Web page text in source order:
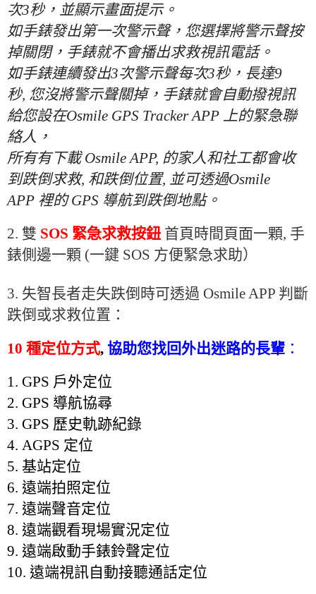
次3秒，並顯示畫面提示。
如手錶發出第一次警示聲，您選擇將警示聲按
掉關閉，手錶就不會播出求救視訊電話。
如手錶連續發出3次警示聲每次3秒，長達9
秒, 您沒將警示聲關掉，手錶就會自動撥視訊
給您設在Osmile GPS Tracker APP 上的緊急聯
絡人，
所有有下載Osmile APP, 的家人和社工都會收
到跌倒求救, 和跌倒位置, 並可透過Osmile
APP 裡的GPS 導航到跌倒地點。
2. 雙 SOS 緊急求救按鈕 首頁時間頁面一顆, 手
錶側邊一顆 (一鍵 SOS 方便緊急求助）
3. 失智長者走失跌倒時可透過 Osmile APP 判斷
跌倒或求救位置：
10 種定位方式, 協助您找回外出迷路的長輩 ：
1. GPS 戶外定位
2. GPS 導航協尋
3. GPS 歷史軌跡紀錄
4. AGPS 定位
5. 基站定位
6. 遠端拍照定位
7. 遠端聲音定位
8. 遠端觀看現場實況定位
9. 遠端啟動手錶鈴聲定位
10. 遠端視訊自動接聽通話定位